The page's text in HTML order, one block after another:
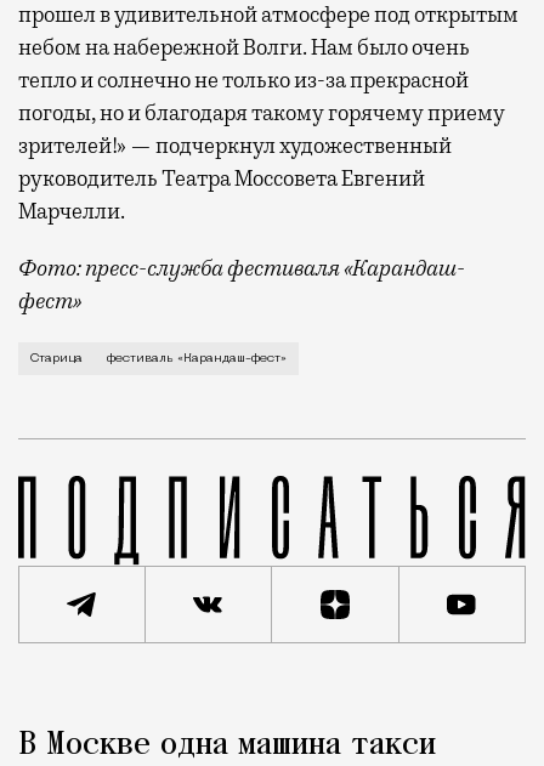
прошел в удивительной атмосфере под открытым
небом на набережной Волги. Нам было очень
тепло и солнечно не только из-за прекрасной
погоды, но и благодаря такому горячему приему
зрителей!» — подчеркнул художественный
руководитель Театра Моссовета Евгений
Марчелли.
Фото: пресс-служба фестиваля «Карандаш-
фест»
В минувший уикенд маленькая Старица в
Старица фестиваль «Карандаш-фест»
Город
В Москве одна машина такси